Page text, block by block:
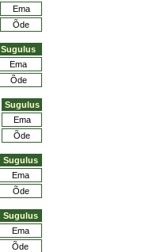
Ema
Õde
Sugulus
Ema
Õde
Sugulus
Ema
Õde
Sugulus
Ema
Õde
Sugulus
Ema
Õde